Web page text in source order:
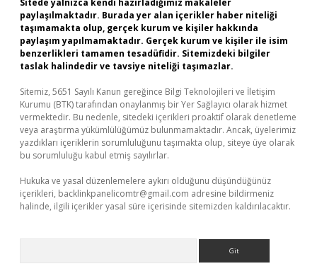
Sitede yalnızca kendi hazırladığımız makaleler
paylaşılmaktadır. Burada yer alan içerikler haber niteliği
taşımamakta olup, gerçek kurum ve kişiler hakkında
paylaşım yapılmamaktadır. Gerçek kurum ve kişiler ile isim
benzerlikleri tamamen tesadüfidir. Sitemizdeki bilgiler
taslak halindedir ve tavsiye niteliği taşımazlar.
Sitemiz, 5651 Sayılı Kanun gereğince Bilgi Teknolojileri ve İletişim
Kurumu (BTK) tarafından onaylanmış bir Yer Sağlayıcı olarak hizmet
vermektedir. Bu nedenle, sitedeki içerikleri proaktif olarak denetleme
veya araştırma yükümlülüğümüz bulunmamaktadır. Ancak, üyelerimiz
yazdıkları içeriklerin sorumluluğunu taşımakta olup, siteye üye olarak
bu sorumluluğu kabul etmiş sayılırlar.
Hukuka ve yasal düzenlemelere aykırı olduğunu düşündüğünüz
içerikleri, backlinkpanelicomtr@gmail.com adresine bildirmeniz
halinde, ilgili içerikler yasal süre içerisinde sitemizden kaldırılacaktır.